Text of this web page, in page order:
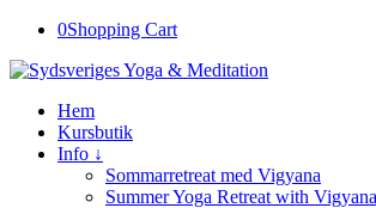
0Shopping Cart
Hem
Kursbutik
Info ↓
Sommarretreat med Vigyana
Summer Yoga Retreat with Vigyana